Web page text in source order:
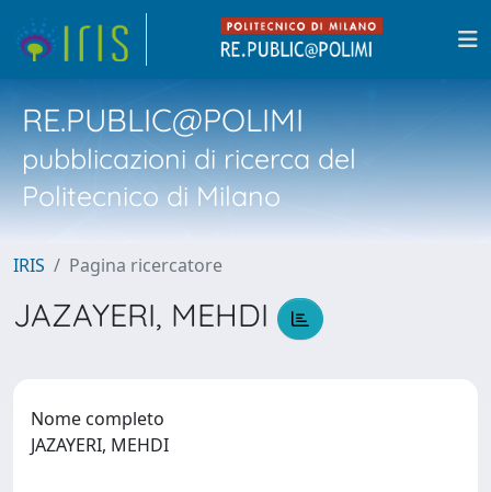
RE.PUBLIC@POLIMI
pubblicazioni di ricerca del
Politecnico di Milano
IRIS Pagina ricercatore
JAZAYERI, MEHDI
Nome completo
JAZAYERI, MEHDI